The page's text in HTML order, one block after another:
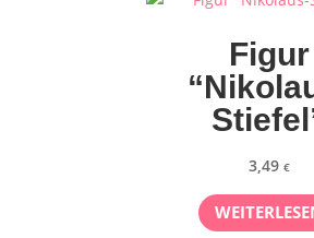
Figur
3,49 €